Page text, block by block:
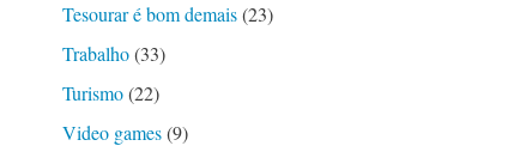
Tesourar é bom demais(23)
Trabalho(33)
Turismo(22)
Video games(9)